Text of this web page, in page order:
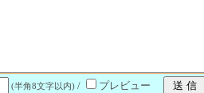
(半角8文字以内) / プレビュー